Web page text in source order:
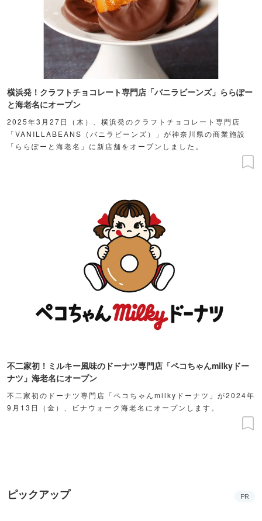
横浜発！クラフトチョコレート専門店「バニラビーンズ」ららぽー
と海老名にオープン
2025年3月27日（木）、横浜発のクラフトチョコレート専門店
「VANILLABEANS（バニラビーンズ）」が神奈川県の商業施設
「ららぽーと海老名」に新店舗をオープンしました。
不二家初！ミルキー風味のドーナツ専門店「ペコちゃんmilkyドー
ナツ」海老名にオープン
不二家初のドーナツ専門店「ペコちゃんmilkyドーナツ」が2024年
9月13日（金）、ビナウォーク海老名にオープンします。
ピックアップ PR